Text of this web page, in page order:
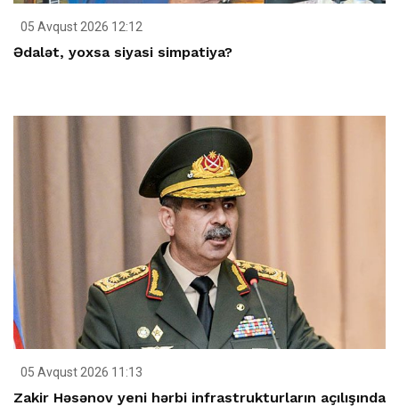
05 Avqust 2026 12:12
Ədalət, yoxsa siyasi simpatiya?
05 Avqust 2026 11:13
Zakir Həsənov yeni hərbi infrastrukturların açılışında